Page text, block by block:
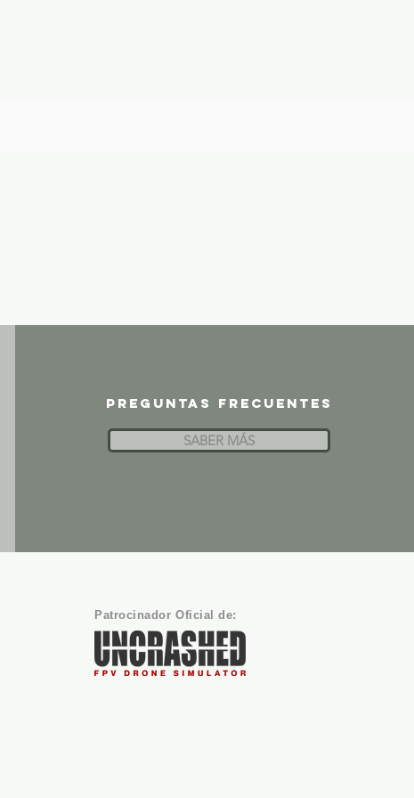
Preguntas frecuentes
SABER MÁS
Patrocinador Oficial de: